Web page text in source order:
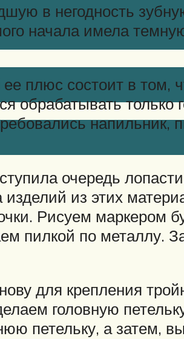
в негодность
начала имела
плюс состоит в том,
обрабатывать только
напильник,
очередь
из этих
Рисуем маркером
пилкой по металлу.
для крепления
головную
петельку, а затем,